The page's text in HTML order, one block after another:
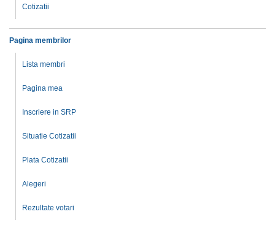
Cotizatii
Pagina membrilor
Lista membri
Pagina mea
Inscriere in SRP
Situatie Cotizatii
Plata Cotizatii
Alegeri
Rezultate votari